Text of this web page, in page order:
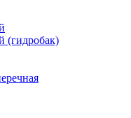
(гидробак)